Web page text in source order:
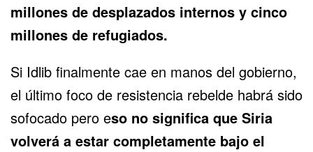
millones de desplazados internos y cinco
millones de refugiados.
Si Idlib finalmente cae en manos del gobierno,
el último foco de resistencia rebelde habrá sido
sofocado pero eso no significa que Siria
volverá a estar completamente bajo el